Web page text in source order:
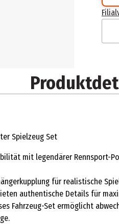
Spielzeug Set
mit legendärer
für realistische
authentische Details für
Fahrzeug-Set ermöglicht